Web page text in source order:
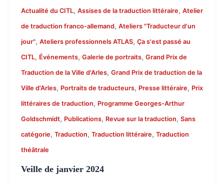
Actualité du CITL, Assises de la traduction littéraire, Atelier
de traduction franco-allemand, Ateliers "Traducteur d'un
jour", Ateliers professionnels ATLAS, Ça s'est passé au
CITL, Événements, Galerie de portraits, Grand Prix de
Traduction de la Ville d'Arles, Grand Prix de traduction de la
Ville d'Arles, Portraits de traducteurs, Presse littéraire, Prix
littéraires de traduction, Programme Georges-Arthur
Goldschmidt, Publications, Revue sur la traduction, Sans
catégorie, Traduction, Traduction littéraire, Traduction
théâtrale
Veille de janvier 2024